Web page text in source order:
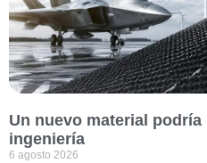
Un nuevo material
ingeniería
6 agosto 2026